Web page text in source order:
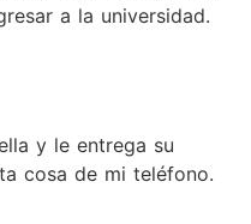
a la universidad.
y le entrega su
cosa de mi teléfono.